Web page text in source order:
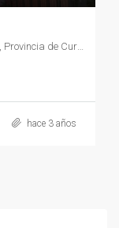
Avenida Sur, Villa General Maturana, Molina, Provincia de Curicó, Región del Maule, Chile
hace 3 años